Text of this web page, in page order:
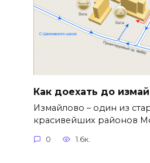
Как доехать до
Измайлово – один из
красивейших районов
0 1.6к.